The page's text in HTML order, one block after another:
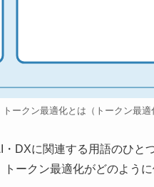
トークン最適化とは（トークン最
DXに関連する用語のひ
ークン最適化がどのよう